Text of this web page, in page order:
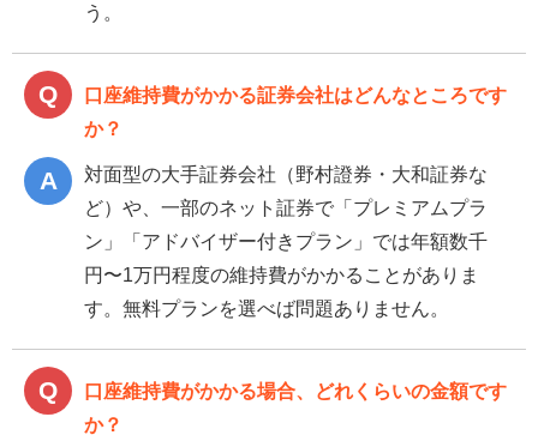
う。
口座維持費がかかる証券会社はどんなところです
か？
対面型の大手証券会社（野村證券・大和証券な
ど）や、一部のネット証券で「プレミアムプラ
ン」「アドバイザー付きプラン」では年額数千
円〜1万円程度の維持費がかかることがありま
す。無料プランを選べば問題ありません。
口座維持費がかかる場合、どれくらいの金額です
か？